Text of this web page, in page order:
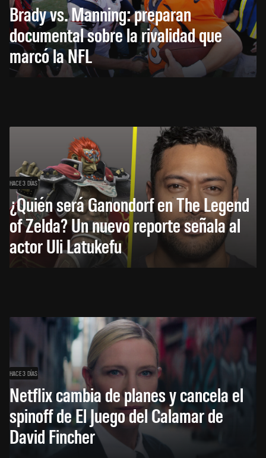
Brady vs. Manning: preparan
documental sobre la rivalidad que
marcó la NFL
HACE 3 DÍAS
¿Quién será Ganondorf en The Legend
of Zelda? Un nuevo reporte señala al
actor Uli Latukefu
HACE 3 DÍAS
Netflix cambia de planes y cancela el
spinoff de El Juego del Calamar de
David Fincher